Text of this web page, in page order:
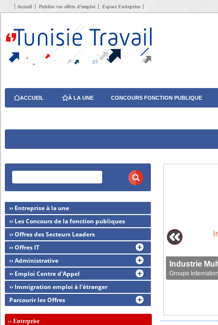
Accueil Publiez vos offres d’emploi Espace Entreprise
ACCUEIL À LA UNE CONCOURS FONCTION PUBLIQUE
Groupe
›› Entreprise à la une
›› Les Concours de la fonction publiques
›› Offres des Secteurs Leaders
›› Offres IT
›› Administrative
›› Emploi Centre d'Appel
›› Immigration emploi à l'étranger
Parcourir les Offres
››Entreprise